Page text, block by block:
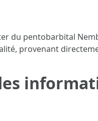
du pentobarbital
provenant